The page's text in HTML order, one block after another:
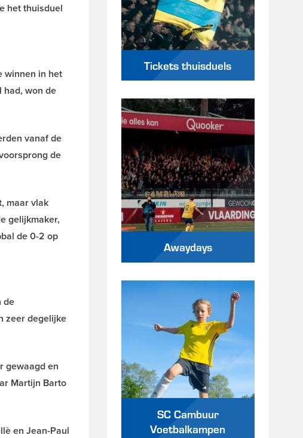
het thuisduel
winnen in het
had, won de
vanaf de
de
maar vlak
gelijkmaker,
de 0-2 op
de
zeer degelijke
gewaagd en
Martijn Barto
en Jean-Paul
Tickets thuisduels
Awaydays
SC Cambuur
Voetbalkampen